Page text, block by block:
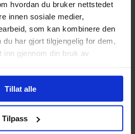
hvordan du bruker nettstedet
innen sosiale medier,
som kan kombinere den
du har gjort tilgjengelig for dem,
inn gjennom din bruk av
Tillat alle
Tilpass
456
Dark Horse Comics
16.09.2016
Voksen
1 Illustrations
Paperback